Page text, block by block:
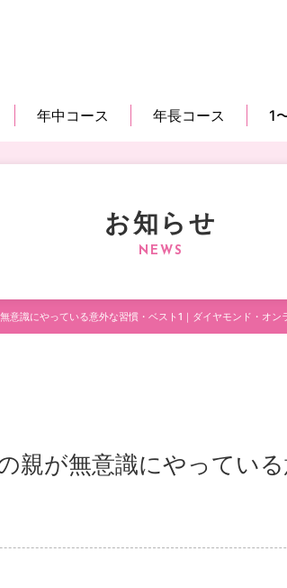
年中コース 年長コース 1
お知らせ
意識にやっている意外な習慣・ベスト1｜ダイヤモンド・オン
親が無意識にやってい